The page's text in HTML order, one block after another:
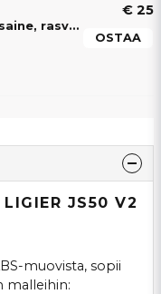
Cleaner Activator – puhdistusaine, rasvanpoistoaine ja tartunta-aktivaattori mopoautoon
€ 25
OSTAA
LIGIER JS50 V2
muovista, sopii
malleihin: